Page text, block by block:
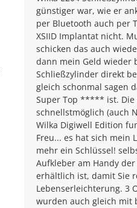
günstiger war, wie er
per Bluetooth auch per
XSIID Implantat nicht.
schicken das auch
dann mein Geld wieder
Schließzylinder direkt
gleich schonmal sagen
Super Top ***** ist. Die
schnellstmöglich (auch
Wilka Digiwell Edition
Freu... es hat sich mein
mehr ein Schlüssel!
Aufkleber am Handy
erhältlich ist, damit Sie
Lebenserleichterung. 3
wurden auch gleich mit